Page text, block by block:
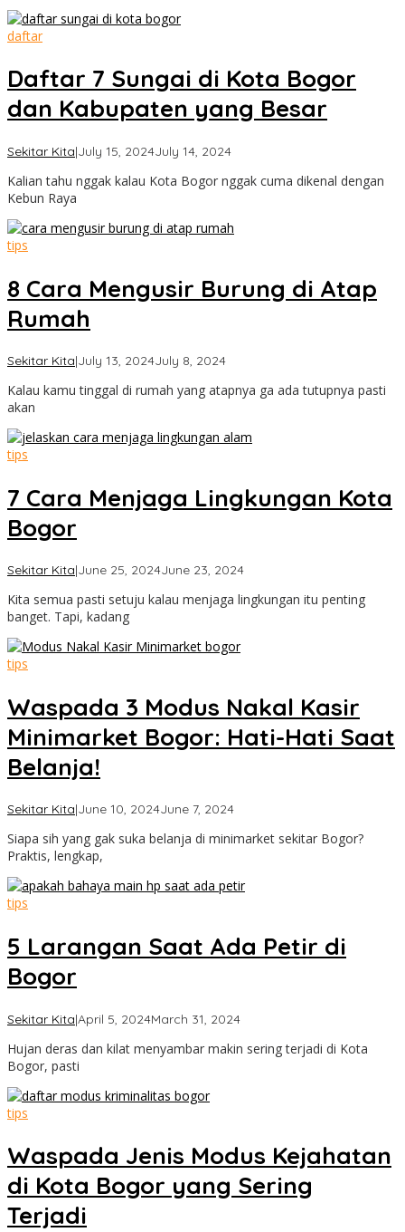
daftar
Daftar 7 Sungai di Kota Bogor
dan Kabupaten yang Besar
Sekitar Kita|July 15, 2024July 14, 2024by
Bogor
Kalian tahu nggak kalau Kota Bogor nggak cuma dikenal dengan
Kebun Raya
tips
8 Cara Mengusir Burung di Atap
Rumah
Sekitar Kita|July 13, 2024July 8, 2024by
Bogor
Kalau kamu tinggal di rumah yang atapnya ga ada tutupnya pasti
akan
tips
7 Cara Menjaga Lingkungan Kota
Bogor
Sekitar Kita|June 25, 2024June 23, 2024by
Bogor
Kita semua pasti setuju kalau menjaga lingkungan itu penting
banget. Tapi, kadang
tips
Waspada 3 Modus Nakal Kasir
Minimarket Bogor: Hati-Hati Saat
Belanja!
Sekitar Kita|June 10, 2024June 7, 2024by
Bogor
Siapa sih yang gak suka belanja di minimarket sekitar Bogor?
Praktis, lengkap,
tips
5 Larangan Saat Ada Petir di
Bogor
Sekitar Kita|April 5, 2024March 31, 2024by
Bogor
Hujan deras dan kilat menyambar makin sering terjadi di Kota
Bogor, pasti
tips
Waspada Jenis Modus Kejahatan
di Kota Bogor yang Sering
Terjadi